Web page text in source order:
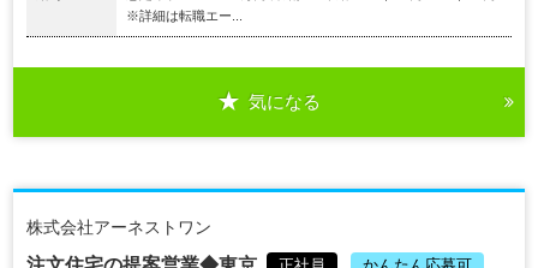
※詳細は転職エー...
気になる
株式会社アーネストワン